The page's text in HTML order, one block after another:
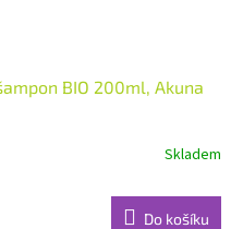
BIO 200ml, Akuna
Skladem
Do košíku